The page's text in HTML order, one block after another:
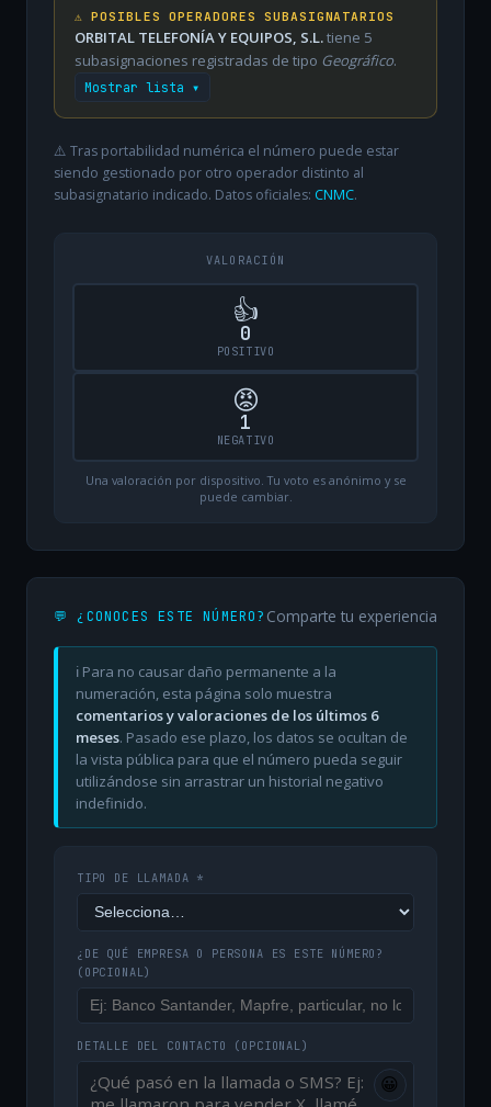
⚠️ POSIBLES OPERADORES SUBASIGNATARIOS
ORBITAL TELEFONÍA Y EQUIPOS, S.L.tiene 5
subasignaciones registradas de tipo Geográfico.
Mostrar lista ▾
⚠️ Tras portabilidad numérica el número puede estar
siendo gestionado por otro operador distinto al
subasignatario indicado. Datos oficiales: CNMC.
VALORACIÓN
👍
0
POSITIVO
😡
1
NEGATIVO
Una valoración por dispositivo. Tu voto es anónimo y se
puede cambiar.
💬 ¿CONOCES ESTE NÚMERO? Comparte tu experiencia
ℹ️ Para no causar daño permanente a la
numeración, esta página solo muestra
comentarios y valoraciones de los últimos 6
meses. Pasado ese plazo, los datos se ocultan de
la vista pública para que el número pueda seguir
utilizándose sin arrastrar un historial negativo
indefinido.
TIPO DE LLAMADA *
¿DE QUÉ EMPRESA O PERSONA ES ESTE NÚMERO?
(OPCIONAL)
DETALLE DEL CONTACTO (OPCIONAL)
😀